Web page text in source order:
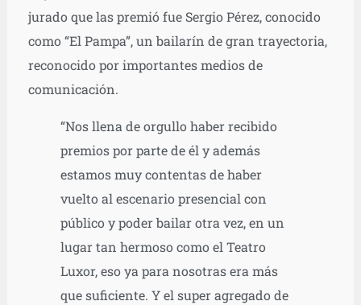
jurado que las premió fue Sergio Pérez, conocido
como “El Pampa”, un bailarín de gran trayectoria,
reconocido por importantes medios de
comunicación.
“Nos llena de orgullo haber recibido
premios por parte de él y además
estamos muy contentas de haber
vuelto al escenario presencial con
público y poder bailar otra vez, en un
lugar tan hermoso como el Teatro
Luxor, eso ya para nosotras era más
que suficiente. Y el super agregado de